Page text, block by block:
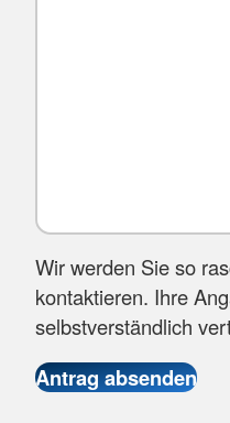
Wir werden Sie so
kontaktieren. Ihre
selbstverständlich